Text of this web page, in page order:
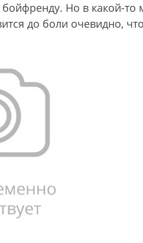
Но в какой-то
до боли очевидно,